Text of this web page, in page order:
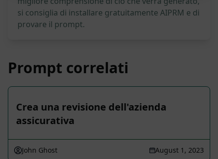
si consiglia di installare gratuitamente AIPRM e di
provare il prompt.
Prompt correlati
Crea una revisione dell'azienda
assicurativa
John Ghost August 1, 2023